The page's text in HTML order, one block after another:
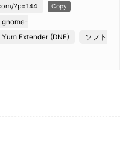
?p=144 Copy
gnome-
Yum Extender (DNF)
ソフト